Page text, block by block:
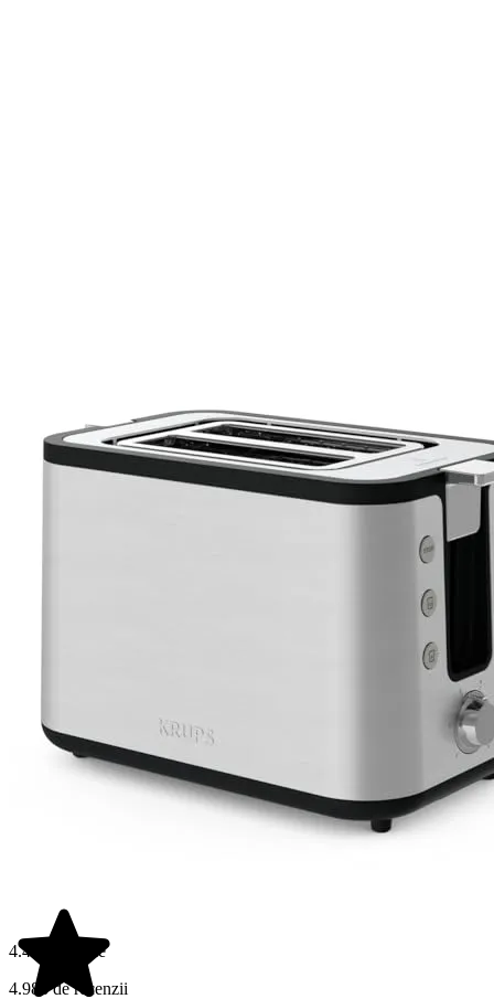
4.4 din 5 stele
4.988 de recenzii